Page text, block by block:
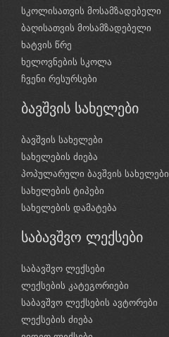
სკოლისათვის მოსამზადებელი
ბაღისათვის მოსამზადებელი
ხატვის წრე
ხელოვნების სკოლა
ჩვენი რესურსები
ბავშვის სახელები
ბავშვის სახელები
სახელების ძიება
პოპულარული ბავშვის სახელები
სახელების ტიპები
სახელების დამატება
საბავშვო ლექსები
საბავშვო ლექსები
ლექსების კატეგორიები
საბავშვო ლექსების ავტორები
ლექსების ძიება